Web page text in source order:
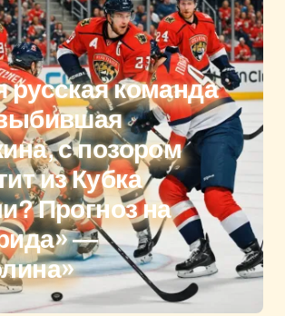
русская команда
с позором
из Кубка
Прогноз на
—